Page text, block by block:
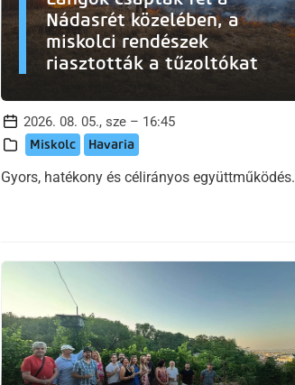
Nádasrét közelében, a
miskolci rendészek
riasztották a tűzoltókat
2026. 08. 05., sze – 16:45
Miskolc Havaria
Gyors, hatékony és célirányos együttműködés.